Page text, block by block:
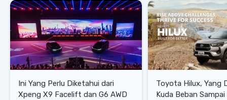
Ini Yang Perlu Diketahui dari
Xpeng X9 Facelift dan G6 AWD
Toyota Hilux, Yang
Kuda Beban